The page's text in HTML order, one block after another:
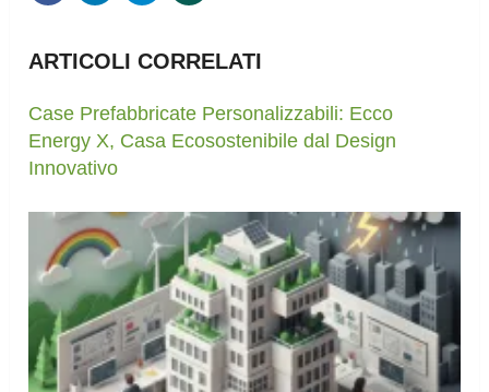
ARTICOLI CORRELATI
Case Prefabbricate Personalizzabili: Ecco
Energy X, Casa Ecosostenibile dal Design
Innovativo